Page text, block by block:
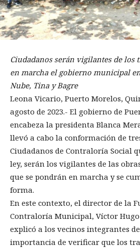
Ciudadanos serán vigilantes de los
en marcha el gobierno municipal
Nube, Tina y Bagre
Leona Vicario, Puerto Morelos,
agosto de 2023.- El gobierno de
encabeza la presidenta Blanca
llevó a cabo la conformación de
Ciudadanos de Contraloría Social
ley, serán los vigilantes de las
que se pondrán en marcha y se
forma.
En este contexto, el director de la
Contraloría Municipal, Víctor Hugo
explicó a los vecinos integrantes
importancia de verificar que los